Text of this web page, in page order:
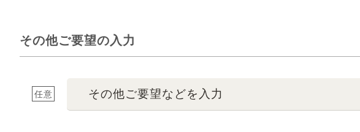
その他ご要望の入力
任意 その他ご要望などを入力